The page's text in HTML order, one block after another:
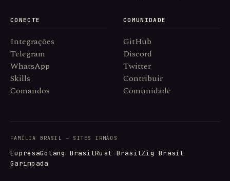
CONECTE
Integrações
Telegram
WhatsApp
Skills
Comandos
COMUNIDADE
GitHub
Discord
Twitter
Contribuir
Comunidade
FAMÍLIA BRASIL — SITES IRMÃOS
EupresaGolang BrasilRust BrasilZig Brasil
Garimpada